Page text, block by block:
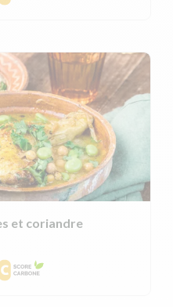
et coriandre